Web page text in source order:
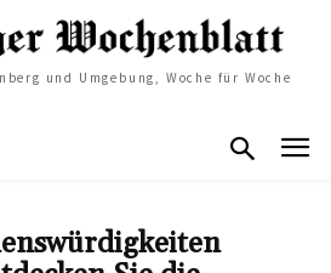
und Umgebung, Woche für Woche